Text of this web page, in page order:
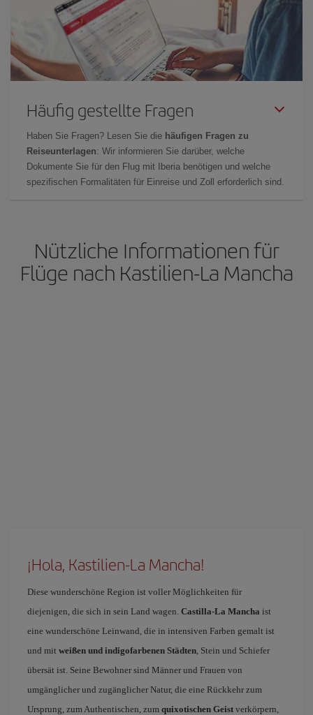
Häufig gestellte Fragen
Haben Sie Fragen? Lesen Sie die häufigen Fragen zu
Reiseunterlagen: Wir informieren Sie darüber, welche
Dokumente Sie für den Flug mit Iberia benötigen und welche
spezifischen Formalitäten für Einreise und Zoll erforderlich sind.
Nützliche Informationen für
Flüge nach Kastilien-La Mancha
¡Hola, Kastilien-La Mancha!
Diese wunderschöne Region ist voller Möglichkeiten für
diejenigen, die sich in sein Land wagen. Castilla-La Mancha ist
eine wunderschöne Leinwand, die in intensiven Farben gemalt ist
und mit weißen und indigofarbenen Städten , Stein und Schiefer
übersät ist. Seine Bewohner sind Männer und Frauen von
umgänglicher und zugänglicher Natur, die eine Rückkehr zum
Ursprung, zum Authentischen, zum quixotischen Geist verkörpern,